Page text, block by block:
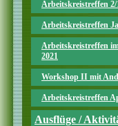
Arbeitskreistreffen 2/
Arbeitskreistreffen
Arbeitskreistreffen
2021
Workshop II mit
Arbeitskreistreffen
Ausflüge /